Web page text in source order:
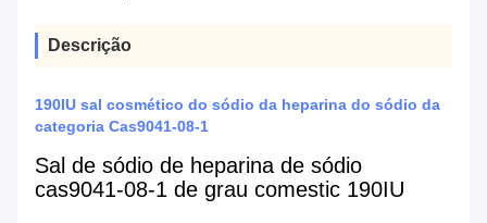
Descrição
190IU sal cosmético do sódio da heparina do sódio da
categoria Cas9041-08-1
Sal de sódio de heparina de sódio
cas9041-08-1 de grau comestic 190IU